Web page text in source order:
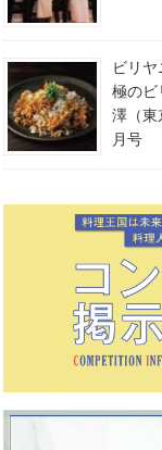
ビリ
極の
澤（
月号